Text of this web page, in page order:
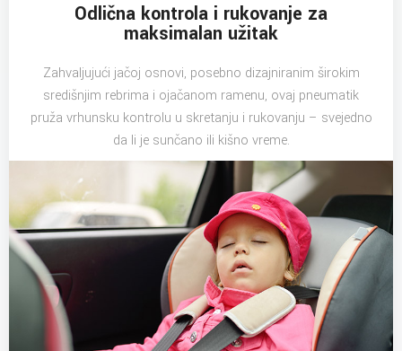
Odlična kontrola i rukovanje za
maksimalan užitak
Zahvaljujući jačoj osnovi, posebno dizajniranim širokim
središnjim rebrima i ojačanom ramenu, ovaj pneumatik
pruža vrhunsku kontrolu u skretanju i rukovanju – svejedno
da li je sunčano ili kišno vreme.